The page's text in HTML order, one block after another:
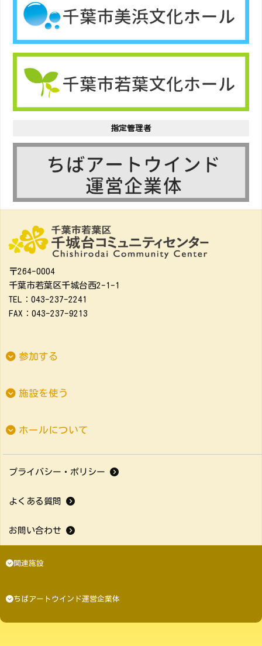
指定管理者
〒264-0004
千葉市若葉区千城台西2-1-1
TEL：043-237-2241
FAX：043-237-9213
参加する
施設を使う
ホールについて
プライバシー・ポリシー
よくある質問
お問い合わせ
関連施設
ちばアートウインド運営企業体